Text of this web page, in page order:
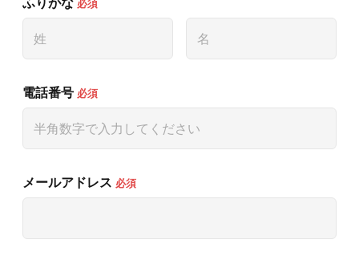
必須
電話番号 必須
メールアドレス 必須